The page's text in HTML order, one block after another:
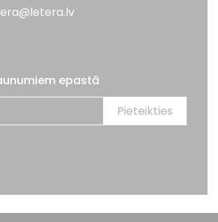
epastā